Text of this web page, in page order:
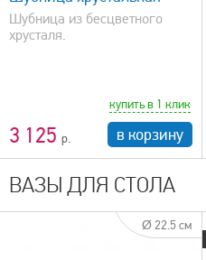
Шубница из бесцветного
хрусталя.
3 125
купить в 1 клик
в корзину
ВАЗЫ ДЛЯ СТОЛА
Ø 22.5 см